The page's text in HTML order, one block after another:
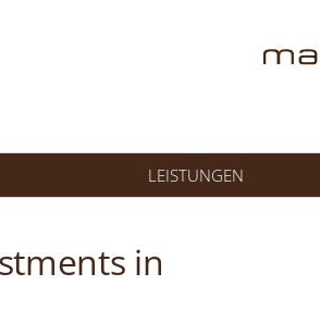
LEISTUNGEN
in